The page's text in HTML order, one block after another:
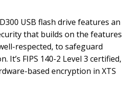
USB flash drive features an
that builds on the features
respected, to safeguard
It’s FIPS 140-2 Level 3 certified,
based encryption in XTS